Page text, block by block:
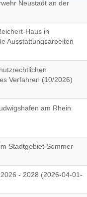
Neustadt an der
Haus in
Ausstattungsarbeiten
Verfahren (10/2026)
am Rhein
Stadtgebiet Sommer
- 2028 (2026-04-01-